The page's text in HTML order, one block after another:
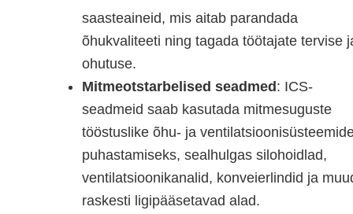
saasteaineid, mis aitab parandada
õhukvaliteeti ning tagada töötajate tervise
ohutuse.
Mitmeotstarbelised seadmed: ICS-
seadmeid saab kasutada mitmesuguste
tööstuslike õhu- ja
puhastamiseks, sealhulgas silohoidlad,
ventilatsioonikanalid, konveierlindid ja
raskesti ligipääsetavad alad.